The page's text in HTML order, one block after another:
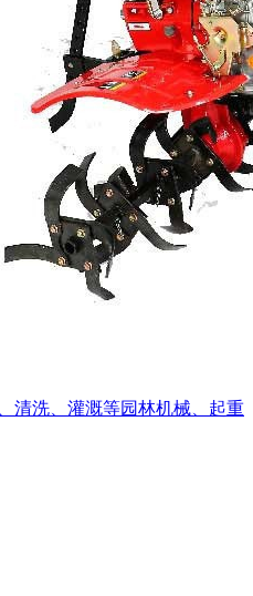
清洗、灌溉等园林机械、起重